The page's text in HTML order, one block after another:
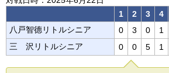
1
2 3 4
八戸智德リトルシニア
0 3 0 1
三 沢リトルシニア
0 0 5 1